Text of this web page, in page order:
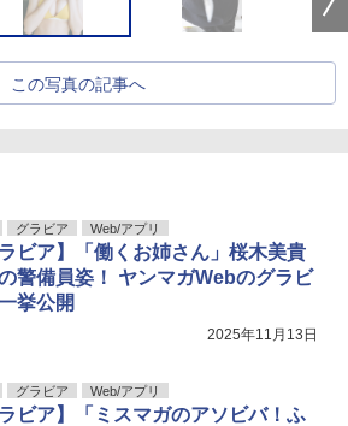
この写真の記事へ
グラビア Web/アプリ
ラビア】「働くお姉さん」桜木美貴
警備員姿！ ヤンマガWebのグラビ
挙公開
2025年11月13日
グラビア Web/アプリ
ラビア】「ミスマガのアソビバ！ふ